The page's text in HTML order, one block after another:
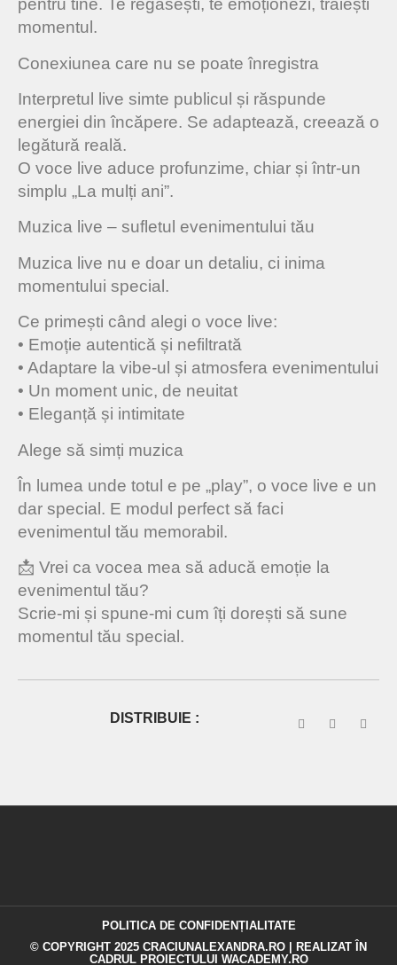
pentru tine. Te regăsești, te emoționezi, trăiești
momentul.
Conexiunea care nu se poate înregistra
Interpretul live simte publicul și răspunde
energiei din încăpere. Se adaptează, creează o
legătură reală.
O voce live aduce profunzime, chiar și într-un
simplu „La mulți ani”.
Muzica live – sufletul evenimentului tău
Muzica live nu e doar un detaliu, ci inima
momentului special.
Ce primești când alegi o voce live:
• Emoție autentică și nefiltrată
• Adaptare la vibe-ul și atmosfera evenimentului
• Un moment unic, de neuitat
• Eleganță și intimitate
Alege să simți muzica
În lumea unde totul e pe „play”, o voce live e un
dar special. E modul perfect să faci
evenimentul tău memorabil.
📩 Vrei ca vocea mea să aducă emoție la
evenimentul tău?
Scrie-mi și spune-mi cum îți dorești să sune
momentul tău special.
DISTRIBUIE :
POLITICA DE CONFIDENȚIALITATE
© COPYRIGHT 2025 CRACIUNALEXANDRA.RO | REALIZAT ÎN
CADRUL PROIECTULUI WACADEMY.RO